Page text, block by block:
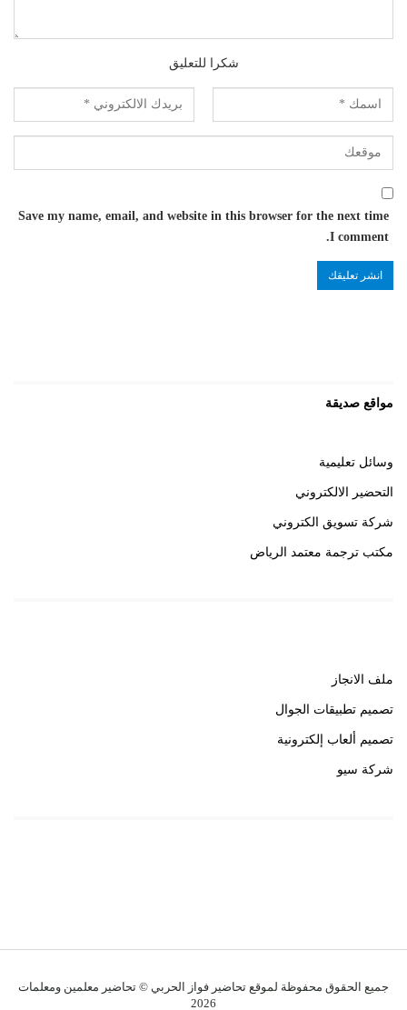
شكرا للتعليق
Save my name, email, and website in this browser for the next time
I comment.
مواقع صديقة
وسائل تعليمية
التحضير الالكتروني
شركة تسويق الكتروني
مكتب ترجمة معتمد الرياض
ملف الانجاز
تصميم تطبيقات الجوال
تصميم ألعاب إلكترونية
شركة سيو
جميع الحقوق محفوظة لموقع تحاضير فواز الحربي © تحاضير معلمين ومعلمات
2026